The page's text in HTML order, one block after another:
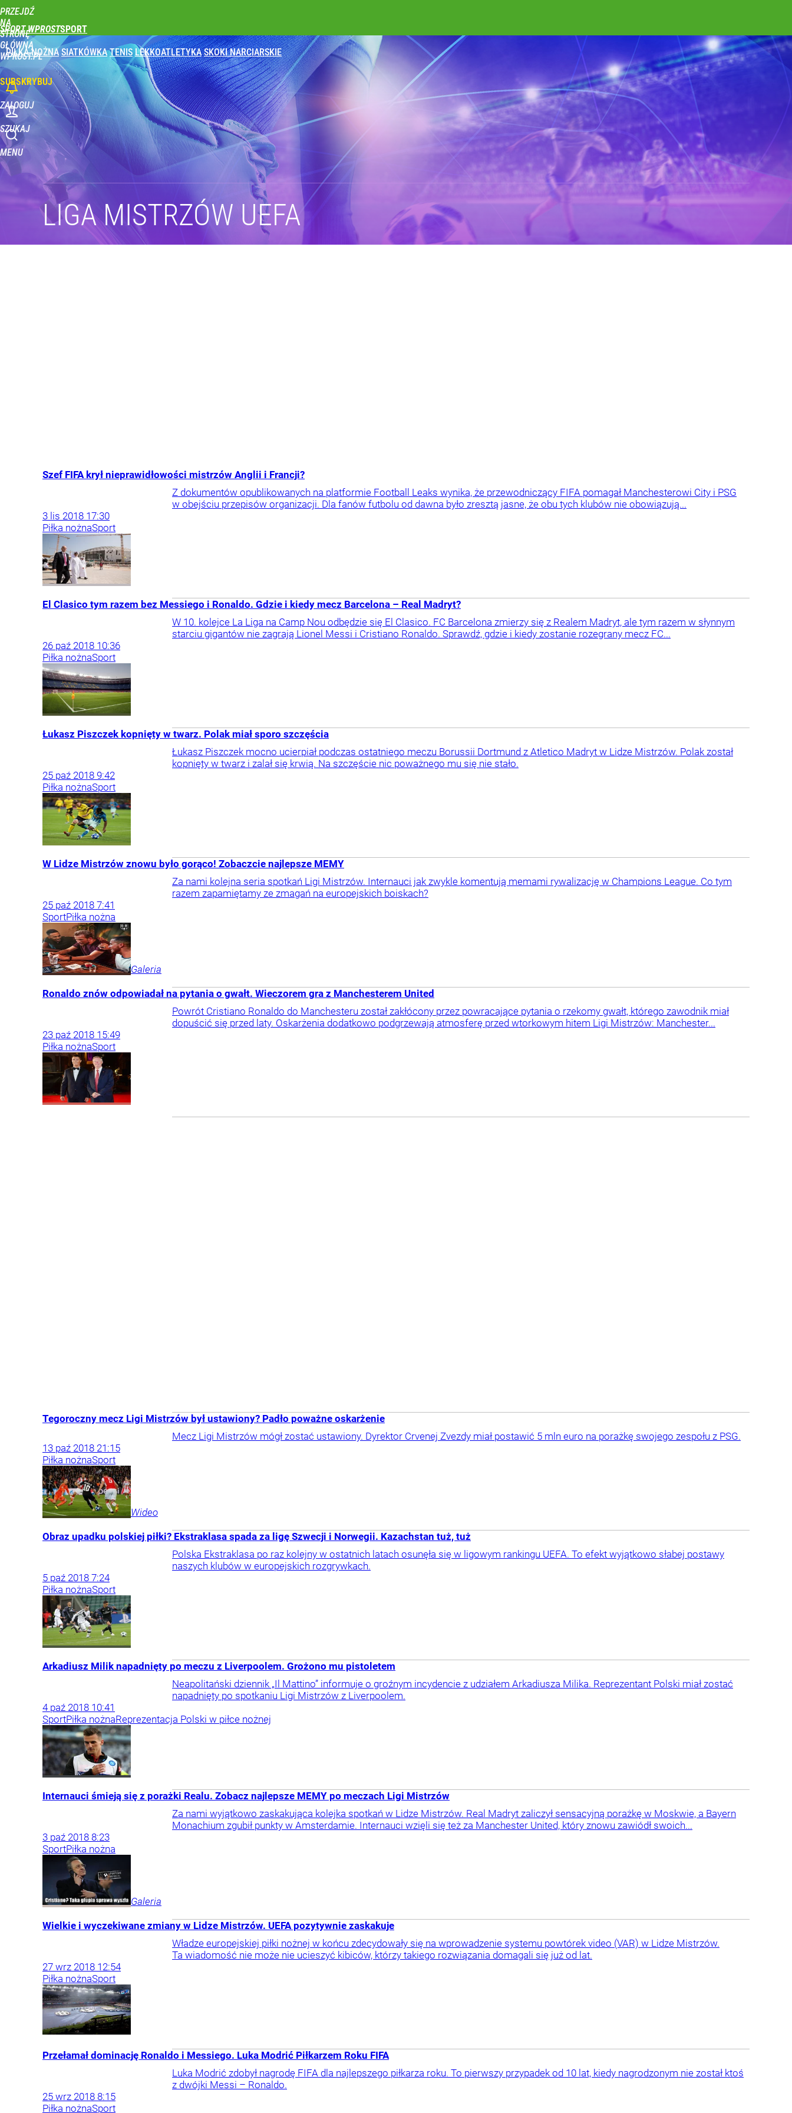
PRZEJDŹ
NA
STRONĘ
GŁÓWNĄ
WPROST.PL
SPORT WPROST
PIŁKA NOŻNA SIATKÓWKA TENIS LEKKOATLETYKA SKOKI NARCIARSKIE
SUBSKRYBUJ
ZALOGUJ
SZUKAJ
MENU
LIGA MISTRZÓW UEFA
Szef FIFA krył nieprawidłowości mistrzów Anglii i Francji?
Z dokumentów opublikowanych na platformie Football Leaks wynika, że przewodniczący FIFA pomagał Manchesterowi City i PSG
w obejściu przepisów organizacji. Dla fanów futbolu od dawna było zresztą jasne, że obu tych klubów nie obowiązują...
3 lis 2018 17:30
Piłka nożnaSport
El Clasico tym razem bez Messiego i Ronaldo. Gdzie i kiedy mecz Barcelona – Real Madryt?
W 10. kolejce La Liga na Camp Nou odbędzie się El Clasico. FC Barcelona zmierzy się z Realem Madryt, ale tym razem w słynnym
starciu gigantów nie zagrają Lionel Messi i Cristiano Ronaldo. Sprawdź, gdzie i kiedy zostanie rozegrany mecz FC...
26 paź 2018 10:36
Piłka nożnaSport
Łukasz Piszczek kopnięty w twarz. Polak miał sporo szczęścia
Łukasz Piszczek mocno ucierpiał podczas ostatniego meczu Borussii Dortmund z Atletico Madryt w Lidze Mistrzów. Polak został
kopnięty w twarz i zalał się krwią. Na szczęście nic poważnego mu się nie stało.
25 paź 2018 9:42
Piłka nożnaSport
W Lidze Mistrzów znowu było gorąco! Zobaczcie najlepsze MEMY
Za nami kolejna seria spotkań Ligi Mistrzów. Internauci jak zwykle komentują memami rywalizację w Champions League. Co tym
razem zapamiętamy ze zmagań na europejskich boiskach?
25 paź 2018 7:41
SportPiłka nożna
Galeria
Ronaldo znów odpowiadał na pytania o gwałt. Wieczorem gra z Manchesterem United
Powrót Cristiano Ronaldo do Manchesteru został zakłócony przez powracające pytania o rzekomy gwałt, którego zawodnik miał
dopuścić się przed laty. Oskarżenia dodatkowo podgrzewają atmosferę przed wtorkowym hitem Ligi Mistrzów: Manchester...
23 paź 2018 15:49
Piłka nożnaSport
Tegoroczny mecz Ligi Mistrzów był ustawiony? Padło poważne oskarżenie
Mecz Ligi Mistrzów mógł zostać ustawiony. Dyrektor Crvenej Zvezdy miał postawić 5 mln euro na porażkę swojego zespołu z PSG.
13 paź 2018 21:15
Piłka nożnaSport
Wideo
Obraz upadku polskiej piłki? Ekstraklasa spada za ligę Szwecji i Norwegii. Kazachstan tuż, tuż
Polska Ekstraklasa po raz kolejny w ostatnich latach osunęła się w ligowym rankingu UEFA. To efekt wyjątkowo słabej postawy
naszych klubów w europejskich rozgrywkach.
5 paź 2018 7:24
Piłka nożnaSport
Arkadiusz Milik napadnięty po meczu z Liverpoolem. Grożono mu pistoletem
Neapolitański dziennik „Il Mattino” informuje o groźnym incydencie z udziałem Arkadiusza Milika. Reprezentant Polski miał zostać
napadnięty po spotkaniu Ligi Mistrzów z Liverpoolem.
4 paź 2018 10:41
SportPiłka nożnaReprezentacja Polski w piłce nożnej
Internauci śmieją się z porażki Realu. Zobacz najlepsze MEMY po meczach Ligi Mistrzów
Za nami wyjątkowo zaskakująca kolejka spotkań w Lidze Mistrzów. Real Madryt zaliczył sensacyjną porażkę w Moskwie, a Bayern
Monachium zgubił punkty w Amsterdamie. Internauci wzięli się też za Manchester United, który znowu zawiódł swoich...
3 paź 2018 8:23
SportPiłka nożna
Galeria
Wielkie i wyczekiwane zmiany w Lidze Mistrzów. UEFA pozytywnie zaskakuje
Władze europejskiej piłki nożnej w końcu zdecydowały się na wprowadzenie systemu powtórek video (VAR) w Lidze Mistrzów.
Ta wiadomość nie może nie ucieszyć kibiców, którzy takiego rozwiązania domagali się już od lat.
27 wrz 2018 12:54
Piłka nożnaSport
Przełamał dominację Ronaldo i Messiego. Luka Modrić Piłkarzem Roku FIFA
Luka Modrić zdobył nagrodę FIFA dla najlepszego piłkarza roku. To pierwszy przypadek od 10 lat, kiedy nagrodzonym nie został ktoś
z dwójki Messi – Ronaldo.
25 wrz 2018 8:15
Piłka nożnaSport